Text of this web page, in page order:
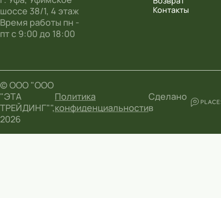
шоссе 38/1, 4 этаж
Время работы пн -
пт с 9:00 до 18:00
Контакты
© ООО "ООО
"ЭТА
ТРЕЙДИНГ"",
2026
Политика
конфиденциальности
Сделано
в